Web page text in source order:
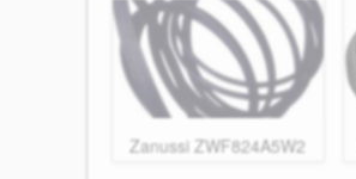
Zanussi ZWF824A5W2